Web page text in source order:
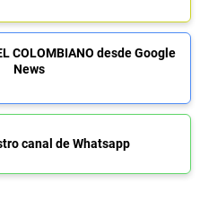
COLOMBIANO desde Google
News
canal de Whatsapp